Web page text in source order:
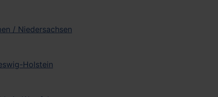
/ Niedersachsen
Holstein